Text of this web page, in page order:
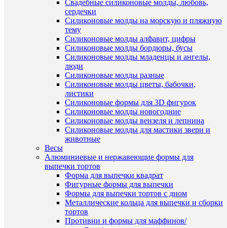
Свадебные силиконовые молды, любовь,
сердечки
Силиконовые молды на морскую и пляжную
тему
Силиконовые молды алфавит, цифры
Силиконовые молды бордюры, бусы
Силиконовые молды младенцы и ангелы,
люди
Силиконовые молды разные
Силиконовые молды цветы, бабочки,
листики
Силиконовые формы для 3D фигурок
Силиконовые молды новогодние
Силиконовые молды вензеля и лепнина
Силиконовые молды для мастики звери и
животные
Весы
Алюминиевые и нержавеющие формы для
выпечки тортов
Форма для выпечки квадрат
Фигурные формы для выпечки
Формы для выпечки тортов с дном
Металлические кольца для выпечки и сборки
тортов
Противни и формы для маффинов/